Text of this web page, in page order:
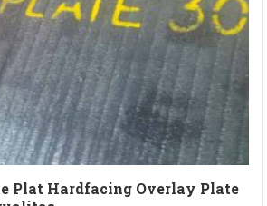
Plat Hardfacing Overlay Plate